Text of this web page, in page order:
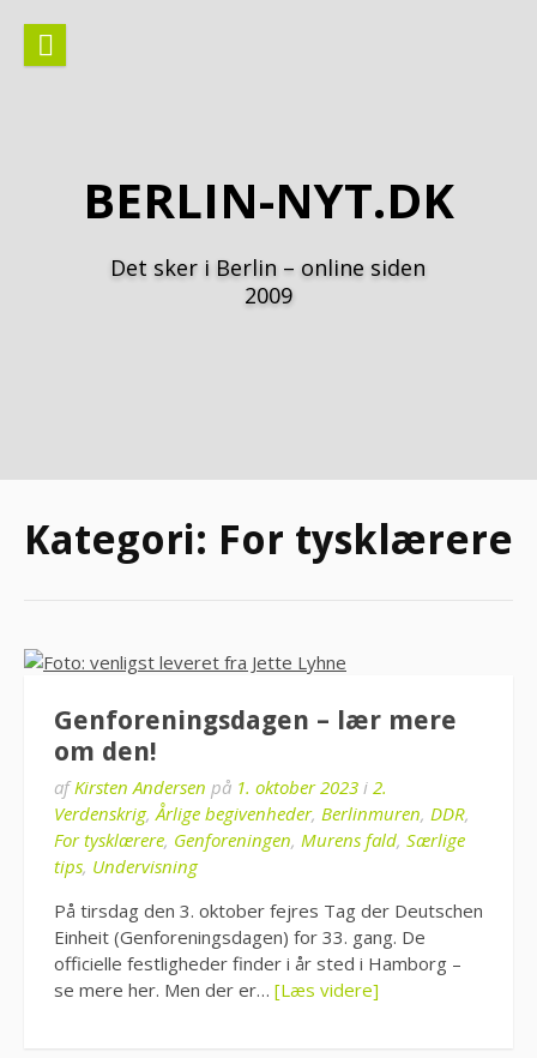
indhold
BERLIN-NYT.DK
Det sker i Berlin – online siden
2009
Kategori: For tysklærere
Genforeningsdagen – lær mere
om den!
afKirsten Andersen på 1. oktober 2023 i 2.
Verdenskrig,Årlige begivenheder, Berlinmuren, DDR,
For tysklærere, Genforeningen, Murens fald, Særlige
tips, Undervisning
På tirsdag den 3. oktober fejres Tag der Deutschen
Einheit (Genforeningsdagen) for 33. gang. De
officielle festligheder finder i år sted i Hamborg –
se mere her. Men der er… [Læs videre]